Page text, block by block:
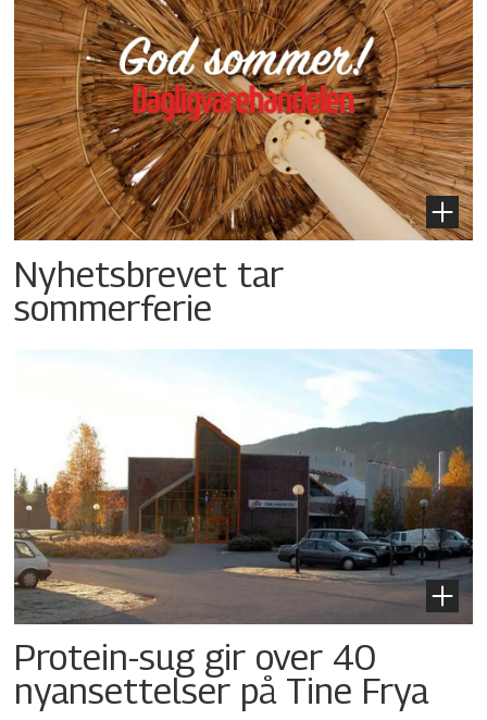
Nyhetsbrevet tar
sommerferie
Protein-sug gir over 40
nyansettelser på Tine Frya